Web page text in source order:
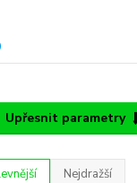
Upřesnit parametry
Nejdražší